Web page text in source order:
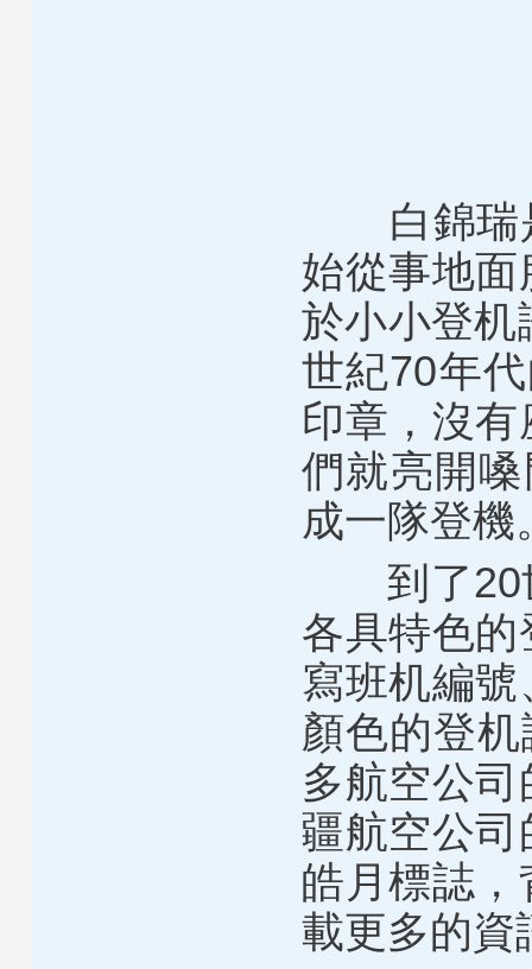
白錦瑞是
始從事地
於小小登机
世紀70年
印章，沒
們就亮開
成一隊登機
到了20世
各具特色
寫班机編
顏色的登
多航空公
疆航空公司
皓月標誌
載更多的資